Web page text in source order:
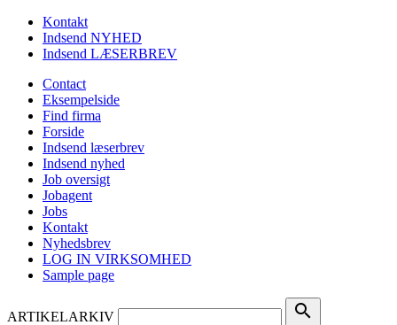
Kontakt
Indsend NYHED
Indsend LÆSERBREV
Contact
Eksempelside
Find firma
Forside
Indsend læserbrev
Indsend nyhed
Job oversigt
Jobagent
Jobs
Kontakt
Nyhedsbrev
LOG IN VIRKSOMHED
Sample page
ARTIKELARKIV search